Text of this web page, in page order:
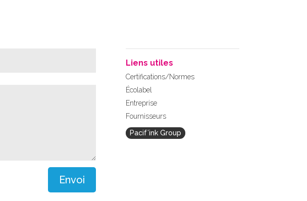
Envoi
Liens utiles
Certifications/Normes
Écolabel
Entreprise
Fournisseurs
Pacif’ink Group